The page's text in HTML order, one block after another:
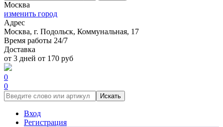
Москва
изменить город
Адрес
Москва, г. Подольск, Коммунальная, 17
Время работы 24/7
Доставка
от 3 дней от 170 руб
0
0
Искать
Вход
Регистрация